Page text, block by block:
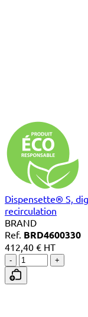
Dispensette® S,
recirculation
BRAND
Ref. BRD4600330
412,40 € HT
- +